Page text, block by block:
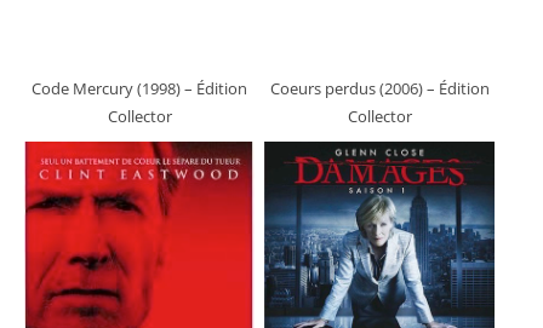
Code Mercury (1998)– Édition
Collector
Coeurs perdus (2006)– Édition
Collector